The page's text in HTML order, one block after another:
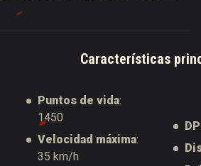
Características
Puntos de vida:
1450
Velocidad máxima:
35 km/h